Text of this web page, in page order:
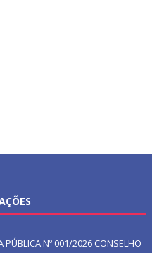
PÚBLICA Nº 001/2026 CONSELHO